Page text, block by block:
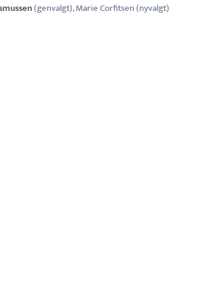
(genvalgt), Marie Corfitsen (nyvalgt)